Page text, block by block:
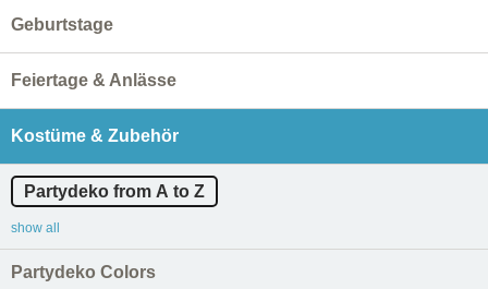
Geburtstage
Feiertage & Anlässe
Kostüme & Zubehör
Partydeko from A to Z
show all
Partydeko Colors